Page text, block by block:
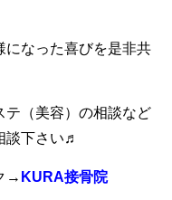
になった喜びを是非共
テ（美容）の相談など
談下さい♬
→ KURA接骨院